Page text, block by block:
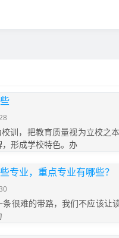
校训，把教育质量视为立校之
形成学校特色。办
专业，重点专业有哪些？
很难的带路，我们不应该让